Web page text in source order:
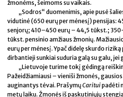
žmonėms, šeimoms su vaikais.
„Sodros“ duomenimis, apie pusė
vidutinė (650 eurų per mėnesį) pensijas:
senjorų; 410–450 eurų – 44,5 tūkst.;
tūkst. pensinio amžiaus žmonių.
eurų per mėnesį. Ypač didelę skurdo
dirbantieji sunkiai suduria galą su galu,
„Lietuvoje turime tokį gėdingą
Pažeidžiamiausi – vieniši žmonės,
auginantys tėvai. PrašymųCarituipadėti
metų laiku. Žmonės iš paskutiniųjų